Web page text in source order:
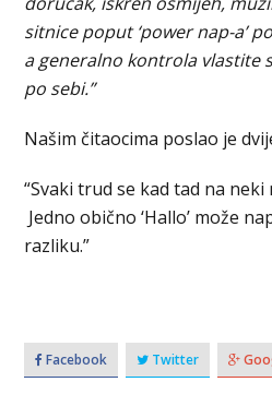
sitnice poput ‘power nap-a’
a generalno kontrola vlastite
po sebi.”
Našim čitaocima poslao je
“Svaki trud se kad tad na
Jedno obično ‘Hallo’ može
razliku.”
Facebook Twitter